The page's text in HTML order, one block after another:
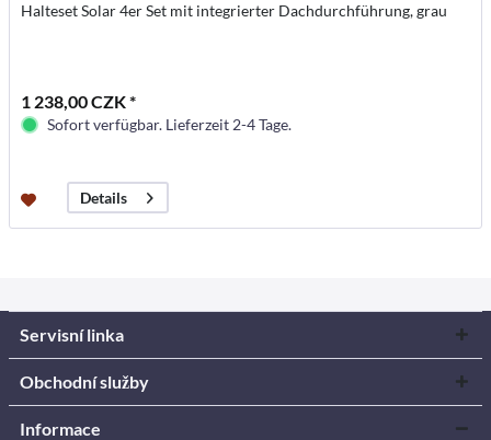
Halteset Solar 4er Set mit integrierter Dachdurchführung, grau
1 238,00 CZK *
Sofort verfügbar. Lieferzeit 2-4 Tage.
Details
Servisní linka
Obchodní služby
Informace